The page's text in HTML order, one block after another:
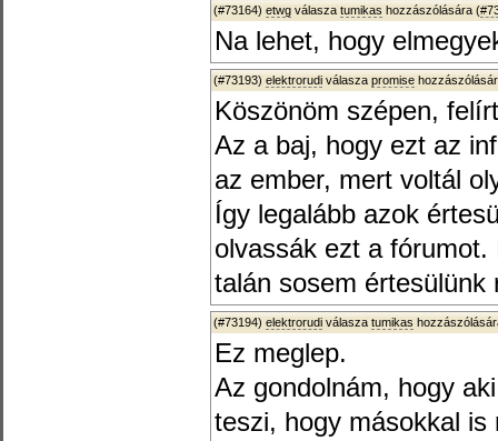
(#73164) etwg válasza tumikas hozzászólására (
Na lehet, hogy
(#73193) elektrorudi válasza promise
Köszönöm szépen,
Az a baj, hogy ezt az
az ember, mert voltál
Így legalább azok
olvassák ezt a
talán sosem értesülünk
(#73194) elektrorudi válasza tumikas
Ez meglep.
Az gondolnám, hogy
teszi, hogy másokkal